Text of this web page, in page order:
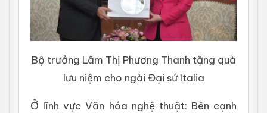
Bộ trưởng Lâm Thị Phương Thanh tặng quà
lưu niệm cho ngài Đại sứ Italia
Ở lĩnh vực Văn hóa nghệ thuật: Bên cạnh